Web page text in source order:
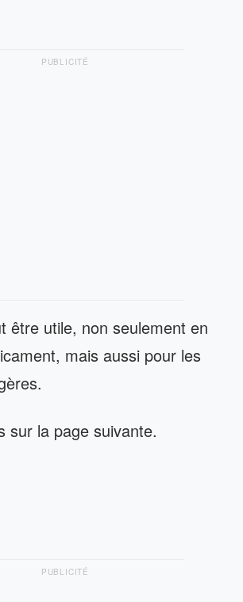
PUBLICITÉ
être utile, non seulement en
mais aussi pour les
sur la page suivante.
PUBLICITÉ